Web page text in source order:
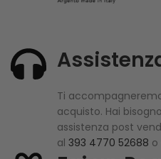
Ti
acquisto. Hai
assistenza post
al 393 4770 52688 o